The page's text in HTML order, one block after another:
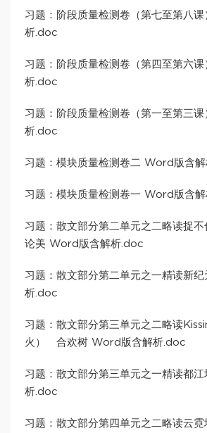
习题：阶段质量检测卷（第七至第八
析.doc
习题：阶段质量检测卷（第四至第六
析.doc
习题：阶段质量检测卷（第一至第三
析.doc
习题：模块质量检测卷二 Word版含
习题：模块质量检测卷一 Word版含
习题：散文部分第二单元之二略读捉
论美 Word版含解析.doc
习题：散文部分第二单元之一精读新
析.doc
习题：散文部分第三单元之二略读
火） 合欢树 Word版含解析.doc
习题：散文部分第三单元之一精读都
析.doc
习题：散文部分第四单元之二略读云